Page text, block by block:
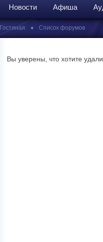
Новости Афиша
Гостиная • Список форумов
Вы уверены, что хотите